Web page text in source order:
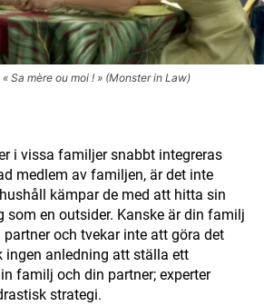
Sa mère ou moi ! » (Monster in Law)
i vissa familjer snabbt integreras
medlem av familjen, är det inte
kämpar de med att hitta sin
som en outsider. Kanske är din familj
och tvekar inte att göra det
ingen anledning att ställa ett
familj och din partner; experter
strategi.